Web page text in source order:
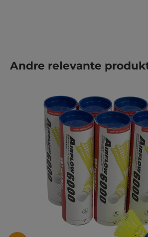
Spring produktgalleriet over
Andre relevante